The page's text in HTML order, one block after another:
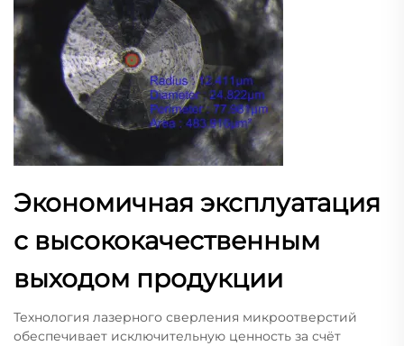
Экономичная эксплуатация
с высококачественным
выходом продукции
Технология лазерного сверления микроотверстий
обеспечивает исключительную ценность за счёт